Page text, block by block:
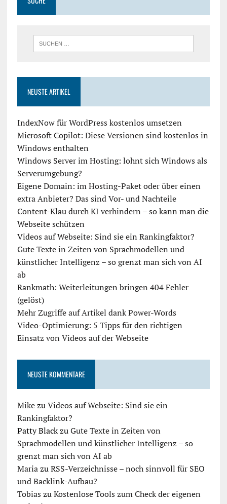
NEUSTE ARTIKEL
IndexNow für WordPress kostenlos umsetzen
Microsoft Copilot: Diese Versionen sind kostenlos in
Windows enthalten
Windows Server im Hosting: lohnt sich Windows als
Serverumgebung?
Eigene Domain: im Hosting-Paket oder über einen
extra Anbieter? Das sind Vor- und Nachteile
Content-Klau durch KI verhindern – so kann man die
Webseite schützen
Videos auf Webseite: Sind sie ein Rankingfaktor?
Gute Texte in Zeiten von Sprachmodellen und
künstlicher Intelligenz – so grenzt man sich von AI
ab
Rankmath: Weiterleitungen bringen 404 Fehler
(gelöst)
Mehr Zugriffe auf Artikel dank Power-Words
Video-Optimierung: 5 Tipps für den richtigen
Einsatz von Videos auf der Webseite
NEUSTE KOMMENTARE
MikezuVideos auf Webseite: Sind sie ein
Rankingfaktor?
Patty BlackzuGute Texte in Zeiten von
Sprachmodellen und künstlicher Intelligenz – so
grenzt man sich von AI ab
MariazuRSS-Verzeichnisse – noch sinnvoll für SEO
und Backlink-Aufbau?
Tobias zuKostenlose Tools zum Check der eigenen